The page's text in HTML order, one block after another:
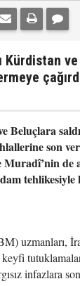
Kürdistan
Beluçlara
son
Muradî’nin
tehlikesiyle
uzmanları,
keyfi
infazlara